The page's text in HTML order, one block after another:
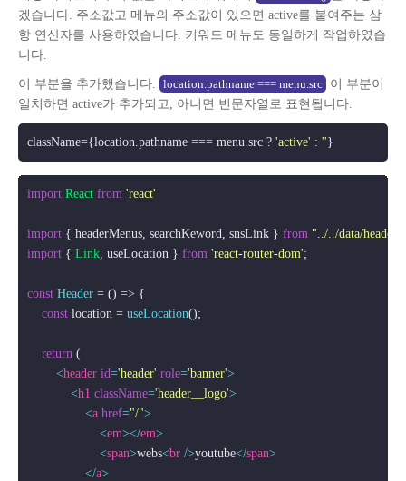
겠습니다. 주소값고 메뉴의 주소값이 있으면 active를 붙여주는 삼
항 연산자를 사용하였습니다. 키워드 메뉴도 동일하게 작업하였습
니다.
이 부분을 추가했습니다. location.pathname === menu.src
이 부분이
일치하면 active가 추가되고, 아니면 빈문자열로 표현됩니다.
className={location.pathname === menu.src ? 'active' : ''}
import React from 'react'
import { headerMenus, searchKeword, snsLink } from "../../data/header"
import { Link, useLocation } from 'react-router-dom';
const Header = () => {
const location = useLocation();
return (
<header id='header' role='banner'>
<h1 className='header__logo'>
<a href="/">
<em></em>
<span>webs<br />youtube</span>
</a>